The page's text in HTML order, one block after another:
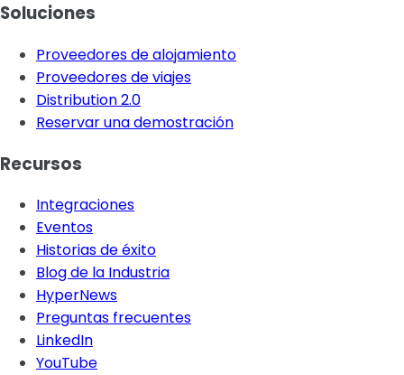
Soluciones
Proveedores de alojamiento
Proveedores de viajes
Distribution 2.0
Reservar una demostración
Recursos
Integraciones
Eventos
Historias de éxito
Blog de la Industria
HyperNews
Preguntas frecuentes
LinkedIn
YouTube